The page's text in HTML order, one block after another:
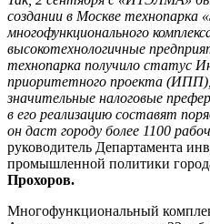
создании в Москве технопарка
многофункционального
высокотехнологичные
технопарка получило статус
приоритетного проекта
значительные налоговые
в его реализацию составят
он даст городу более 1100
руководитель Департамента
промышленной политики
Прохоров.
Многофункциональный